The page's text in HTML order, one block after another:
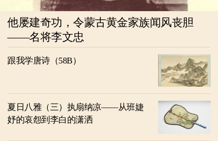
他屡建奇功，令蒙古黄金家族闻风丧胆
——名将李文忠
跟我学唐诗（58B）
夏日八雅（三）执扇纳凉——从班婕
妤的哀怨到李白的潇洒